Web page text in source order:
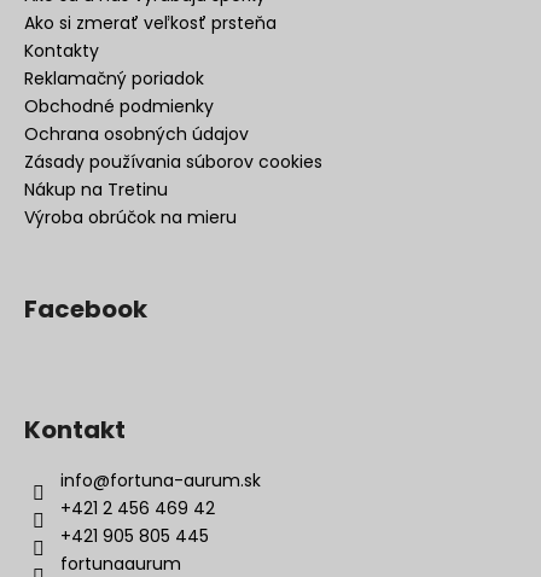
Ako si zmerať veľkosť prsteňa
Kontakty
Reklamačný poriadok
Obchodné podmienky
Ochrana osobných údajov
Zásady používania súborov cookies
Nákup na Tretinu
Výroba obrúčok na mieru
Facebook
Kontakt
info@fortuna-aurum.sk
+421 2 456 469 42
+421 905 805 445
fortunaaurum